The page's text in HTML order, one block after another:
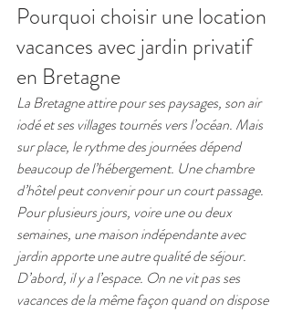
Pourquoi choisir une location
vacances avec jardin privatif
en Bretagne
La Bretagne attire pour ses paysages, son air
iodé et ses villages tournés vers l’océan. Mais
sur place, le rythme des journées dépend
beaucoup de l’hébergement. Une chambre
d’hôtel peut convenir pour un court passage.
Pour plusieurs jours, voire une ou deux
semaines, une maison indépendante avec
jardin apporte une autre qualité de séjour.
D’abord, il y a l’espace. On ne vit pas ses
vacances de la même façon quand on dispose